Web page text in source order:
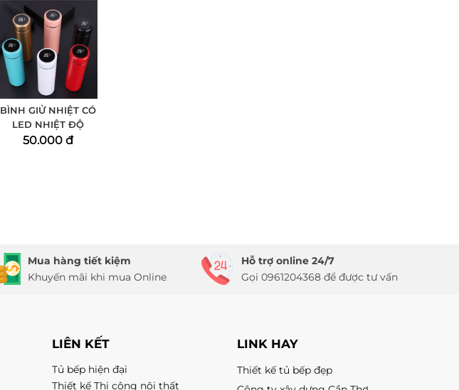
BÌNH GIỬ NHIỆT CÓ
LED NHIỆT ĐỘ
50.000 đ
Mua hàng tiết kiệm
Khuyến mãi khi mua Online
Hỗ trợ online 24/7
Gọi 0961204368 để được tư vấn
LIÊN KẾT
Tủ bếp hiện đại
Thiết kế Thi công nội thất
LINK HAY
Thiết kế tủ bếp đẹp